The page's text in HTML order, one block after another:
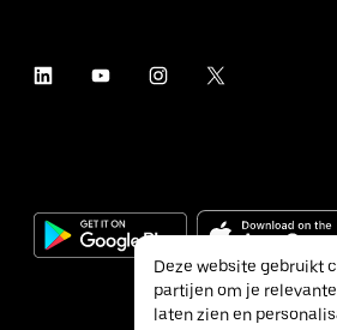
Deze website gebruikt
partijen om je
laten zien en